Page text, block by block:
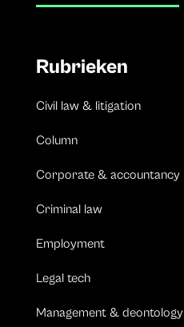
Rubrieken
Civil law & litigation
Column
Corporate & accountancy
Criminal law
Employment
Legal tech
Management & deontology